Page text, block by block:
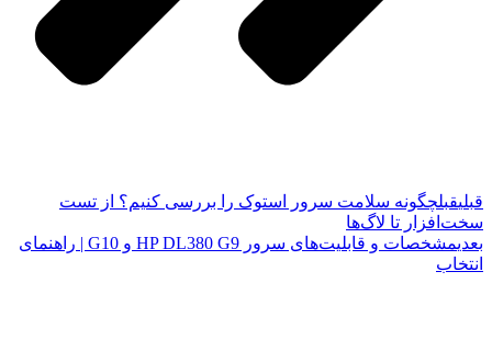
قبلیقبلچگونه سلامت سرور استوک را بررسی کنیم؟ از تست
سخت‌افزار تا لاگ‌ها
بعدی
مشخصات و قابلیت‌های سرور HP DL380 G9 و G10 | راهنمای
انتخاب